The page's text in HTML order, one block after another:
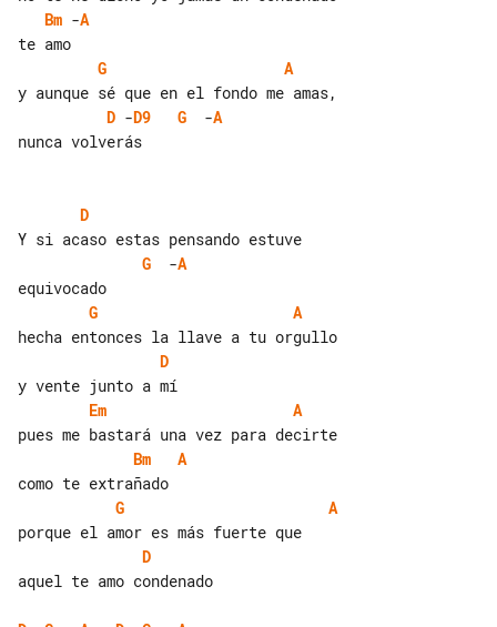
Bm -A
G
A
D -D9 G
  -
A
nunca volverás
D
G
  -
A
G
A
D
Em
A
Bm
A
G
A
D
aquel te amo condenado